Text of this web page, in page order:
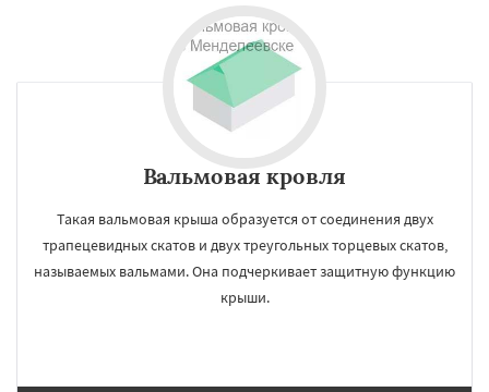
Фряново Хорлово
Шаховская
Вальмовая кровля
Такая вальмовая крыша образуется от соединения двух
трапецевидных скатов и двух треугольных торцевых скатов,
называемых вальмами. Она подчеркивает защитную функцию
крыши.
Даю согласие на обработку персональных данных